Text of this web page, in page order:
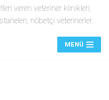
veren veteriner klinikleri,
nöbetçi veterinerler.
MENÜ